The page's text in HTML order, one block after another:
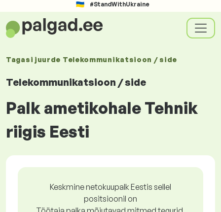
#StandWithUkraine
Tagasi juurde Telekommunikatsioon / side
Telekommunikatsioon / side
Palk ametikohale Tehnik
riigis Eesti
Keskmine netokuupalk Eestis sellel
positsioonil on